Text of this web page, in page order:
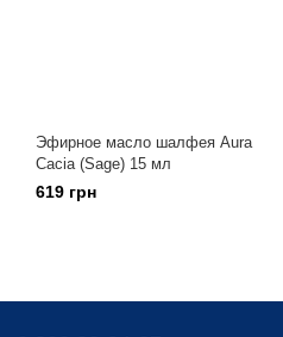
Эфирное масло шалфея Aura
Cacia (Sage) 15 мл
619 грн